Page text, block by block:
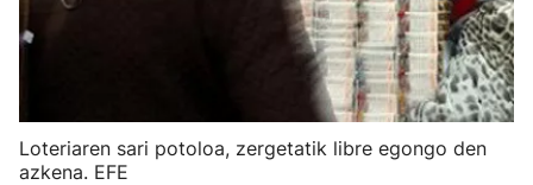
Loteriaren sari potoloa, zergetatik libre egongo den
azkena. EFE